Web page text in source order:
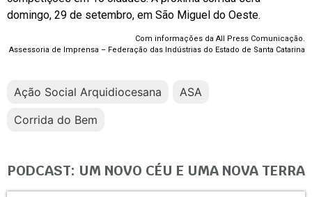
domingo, 29 de setembro, em São Miguel do Oeste.
Com informações da All Press Comunicação.
Assessoria de Imprensa – Federação das Indústrias do Estado de Santa Catarina
Ação Social Arquidiocesana
ASA
Corrida do Bem
PODCAST: UM NOVO CÉU E UMA NOVA TERRA